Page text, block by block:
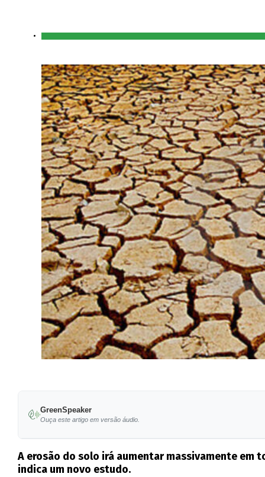
GreenSpeaker
Ouça este artigo em versão áudio.
A erosão do solo irá aumentar massivamente em
indica um novo estudo.